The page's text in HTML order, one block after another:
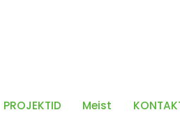
PROJEKTID Meist